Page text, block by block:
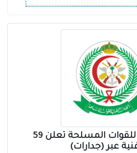
الخدمات الطبية للقوات المسلحة تعلن 59
عبر (جدارات)